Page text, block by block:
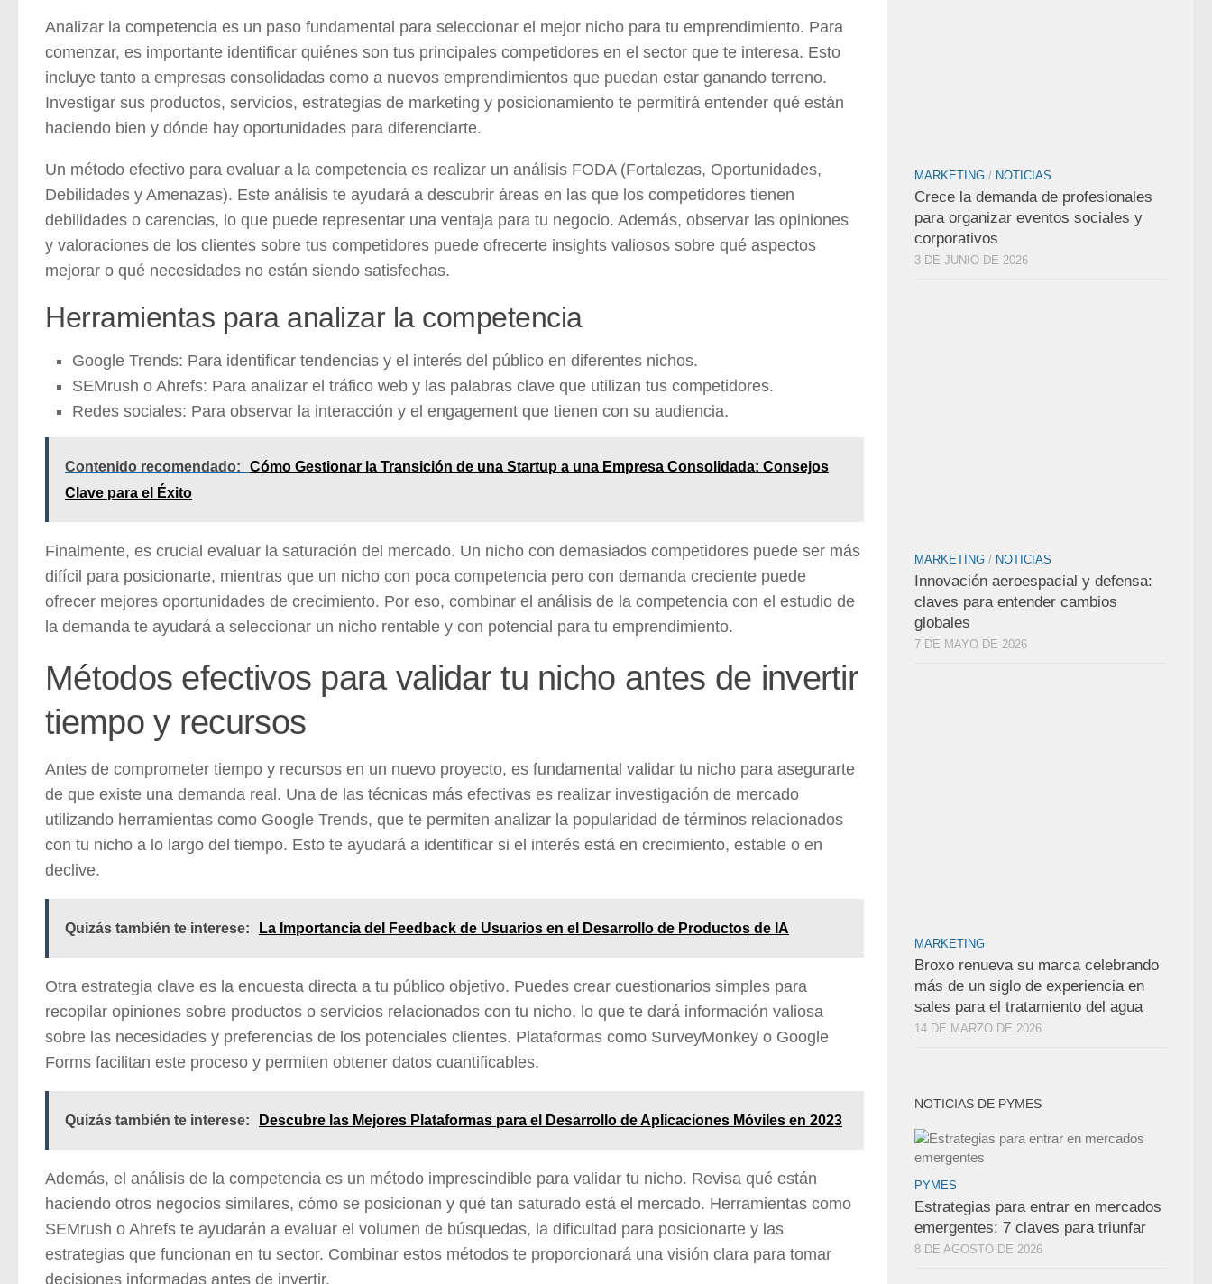
Analizar la competencia es un paso fundamental para seleccionar el mejor nicho para tu emprendimiento. Para
comenzar, es importante identificar quiénes son tus principales competidores en el sector que te interesa. Esto
incluye tanto a empresas consolidadas como a nuevos emprendimientos que puedan estar ganando terreno.
Investigar sus productos, servicios, estrategias de marketing y posicionamiento te permitirá entender qué están
haciendo bien y dónde hay oportunidades para diferenciarte.
Un método efectivo para evaluar a la competencia es realizar un análisis FODA (Fortalezas, Oportunidades,
Debilidades y Amenazas). Este análisis te ayudará a descubrir áreas en las que los competidores tienen
debilidades o carencias, lo que puede representar una ventaja para tu negocio. Además, observar las opiniones
y valoraciones de los clientes sobre tus competidores puede ofrecerte insights valiosos sobre qué aspectos
mejorar o qué necesidades no están siendo satisfechas.
Herramientas para analizar la competencia
Google Trends: Para identificar tendencias y el interés del público en diferentes nichos.
SEMrush o Ahrefs: Para analizar el tráfico web y las palabras clave que utilizan tus competidores.
Redes sociales: Para observar la interacción y el engagement que tienen con su audiencia.
Contenido recomendado:
Cómo Gestionar la Transición de una Startup a una Empresa Consolidada: Consejos
Clave para el Éxito
Finalmente, es crucial evaluar la saturación del mercado. Un nicho con demasiados competidores puede ser más
difícil para posicionarte, mientras que un nicho con poca competencia pero con demanda creciente puede
ofrecer mejores oportunidades de crecimiento. Por eso, combinar el análisis de la competencia con el estudio de
la demanda te ayudará a seleccionar un nicho rentable y con potencial para tu emprendimiento.
Métodos efectivos para validar tu nicho antes de invertir
tiempo y recursos
Antes de comprometer tiempo y recursos en un nuevo proyecto, es fundamental validar tu nicho para asegurarte
de que existe una demanda real. Una de las técnicas más efectivas es realizar investigación de mercado
utilizando herramientas como Google Trends, que te permiten analizar la popularidad de términos relacionados
con tu nicho a lo largo del tiempo. Esto te ayudará a identificar si el interés está en crecimiento, estable o en
declive.
Quizás también te interese: La Importancia del Feedback de Usuarios en el Desarrollo de Productos de IA
Otra estrategia clave es la encuesta directa a tu público objetivo. Puedes crear cuestionarios simples para
recopilar opiniones sobre productos o servicios relacionados con tu nicho, lo que te dará información valiosa
sobre las necesidades y preferencias de los potenciales clientes. Plataformas como SurveyMonkey o Google
Forms facilitan este proceso y permiten obtener datos cuantificables.
Quizás también te interese: Descubre las Mejores Plataformas para el Desarrollo de Aplicaciones Móviles en 2023
Además, el análisis de la competencia es un método imprescindible para validar tu nicho. Revisa qué están
haciendo otros negocios similares, cómo se posicionan y qué tan saturado está el mercado. Herramientas como
SEMrush o Ahrefs te ayudarán a evaluar el volumen de búsquedas, la dificultad para posicionarte y las
estrategias que funcionan en tu sector. Combinar estos métodos te proporcionará una visión clara para tomar
decisiones informadas antes de invertir.
MARKETING / NOTICIAS
Crece la demanda de profesionales
para organizar eventos sociales y
corporativos
3 DE JUNIO DE 2026
MARKETING / NOTICIAS
Innovación aeroespacial y defensa:
claves para entender cambios
globales
7 DE MAYO DE 2026
MARKETING
Broxo renueva su marca celebrando
más de un siglo de experiencia en
sales para el tratamiento del agua
14 DE MARZO DE 2026
NOTICIAS DE PYMES
PYMES
Estrategias para entrar en mercados
emergentes: 7 claves para triunfar
8 DE AGOSTO DE 2026